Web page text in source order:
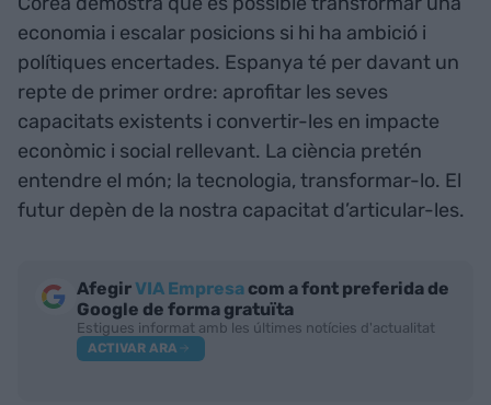
economia i escalar posicions si hi ha ambició i
polítiques encertades. Espanya té per davant un
repte de primer ordre: aprofitar les seves
capacitats existents i convertir-les en impacte
econòmic i social rellevant. La ciència pretén
entendre el món; la tecnologia, transformar-lo. El
futur depèn de la nostra capacitat d’articular-les.
AfegirVIA Empresa com a font preferida de
Google de forma gratuïta
Estigues informat amb les últimes notícies d'actualitat
ACTIVAR ARA